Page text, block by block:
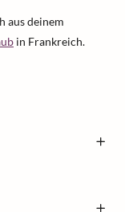
aus deinem
in Frankreich.